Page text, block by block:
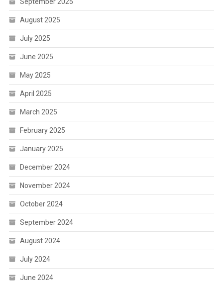
August 2025
July 2025
June 2025
May 2025
April 2025
March 2025
February 2025
January 2025
December 2024
November 2024
October 2024
September 2024
August 2024
July 2024
June 2024